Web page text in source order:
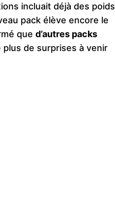
incluait déjà des poids
pack élève encore le
que d’autres packs
plus de surprises à venir